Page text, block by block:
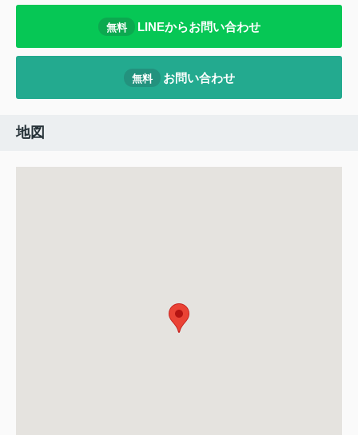
無料 LINEからお問い合わせ
無料 お問い合わせ
地図